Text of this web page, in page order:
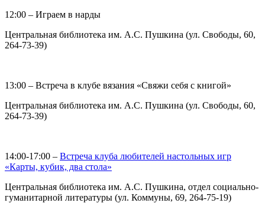
12:00 – Играем в нарды
Центральная библиотека им. А.С. Пушкина (ул. Свободы, 60,
264-73-39)
13:00 – Встреча в клубе вязания «Свяжи себя с книгой»
Центральная библиотека им. А.С. Пушкина (ул. Свободы, 60,
264-73-39)
14:00-17:00 – Встреча клуба любителей настольных игр
«Карты, кубик, два стола»
Центральная библиотека им. А.С. Пушкина, отдел социально-
гуманитарной литературы (ул. Коммуны, 69, 264-75-19)